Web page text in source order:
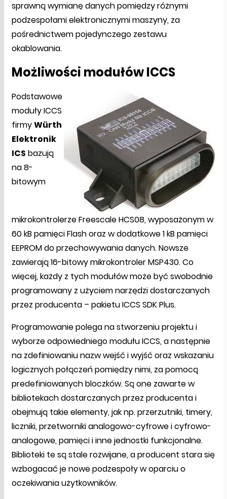
sprawną wymianę danych pomiędzy różnymi
podzespołami elektronicznymi maszyny, za
pośrednictwem pojedynczego zestawu
okablowania.
Możliwości modułów ICCS
Podstawowe
moduły ICCS
firmyWürth
Elektronik
ICS bazują
na 8-
bitowym
mikrokontrolerze Freescale HCS08, wyposażonym w
60 kB pamięci Flash oraz w dodatkowe 1 kB pamięci
EEPROM do przechowywania danych. Nowsze
zawierają 16-bitowy mikrokontroler MSP430. Co
więcej, każdy z tych modułów może być swobodnie
programowany z użyciem narzędzi dostarczanych
przez producenta – pakietu ICCS SDK Plus.
Programowanie polega na stworzeniu projektu i
wyborze odpowiedniego modułu ICCS, a następnie
na zdefiniowaniu nazw wejść i wyjść oraz wskazaniu
logicznych połączeń pomiędzy nimi, za pomocą
predefiniowanych bloczków. Są one zawarte w
bibliotekach dostarczanych przez producenta i
obejmują takie elementy, jak np. przerzutniki, timery,
liczniki, przetworniki analogowo-cyfrowe i cyfrowo-
analogowe, pamięci i inne jednostki funkcjonalne.
Biblioteki te są stale rozwijane, a producent stara się
wzbogacać je nowe podzespoły w oparciu o
oczekiwania użytkowników.